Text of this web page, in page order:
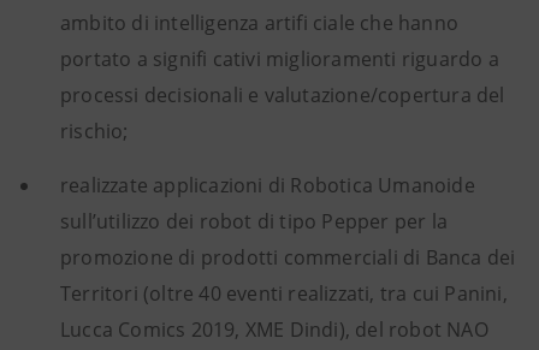
ambito di intelligenza artifi ciale che hanno
portato a signifi cativi miglioramenti riguardo a
processi decisionali e valutazione/copertura del
rischio;
realizzate applicazioni di Robotica Umanoide
sull’utilizzo dei robot di tipo Pepper per la
promozione di prodotti commerciali di Banca dei
Territori (oltre 40 eventi realizzati, tra cui Panini,
Lucca Comics 2019, XME Dindi), del robot NAO